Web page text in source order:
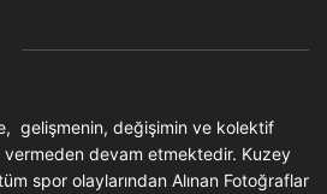
gelişmenin, değişimin ve kolektif
vermeden devam etmektedir. Kuzey
spor olaylarından Alınan Fotoğraflar